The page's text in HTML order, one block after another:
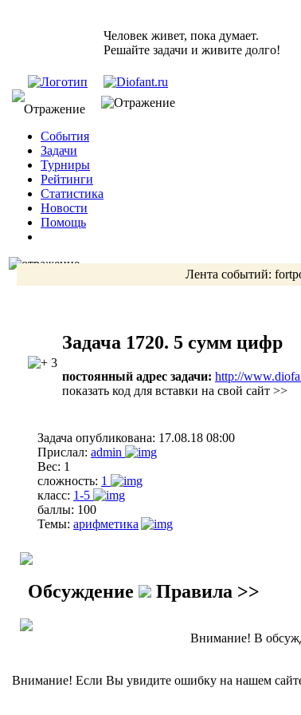
Человек живет, пока думает.
Решайте задачи и живите долго!
События
Задачи
Турниры
Рейтинги
Статистика
Новости
Помощь
Лента событий:
3
Задача 1720. 5 сумм цифр
постоянный адрес задачи: http://
показать код для вставки на свой сайт >>
Задача опубликована: 17.08.18 08:00
Прислал: admin
Вес: 1
сложность: 1
класс: 1-5
баллы: 100
Темы: арифметика
Обсуждение Правила >>
Внимание! В
Внимание! Если Вы увидите ошибку на нашем